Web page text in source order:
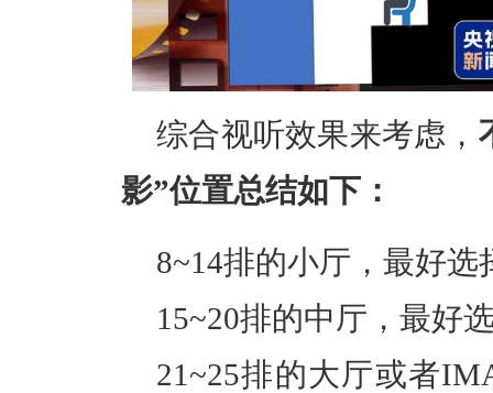
综合视听效果来考虑，
影”位置总结如下：
8~14排的小厅，最好
15~20排的中厅，最好
21~25排的大厅或者